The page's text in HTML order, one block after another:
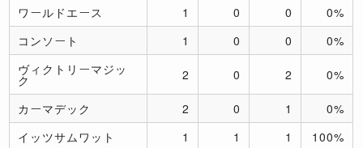
ワールドエース 1 0 0
0%
コンソート
1 0 0
0%
ヴィクトリーマジッ
ク 2 0 2 0%
カーマデック 2 0 1
0%
イッツサムワット
1 1 1
100%